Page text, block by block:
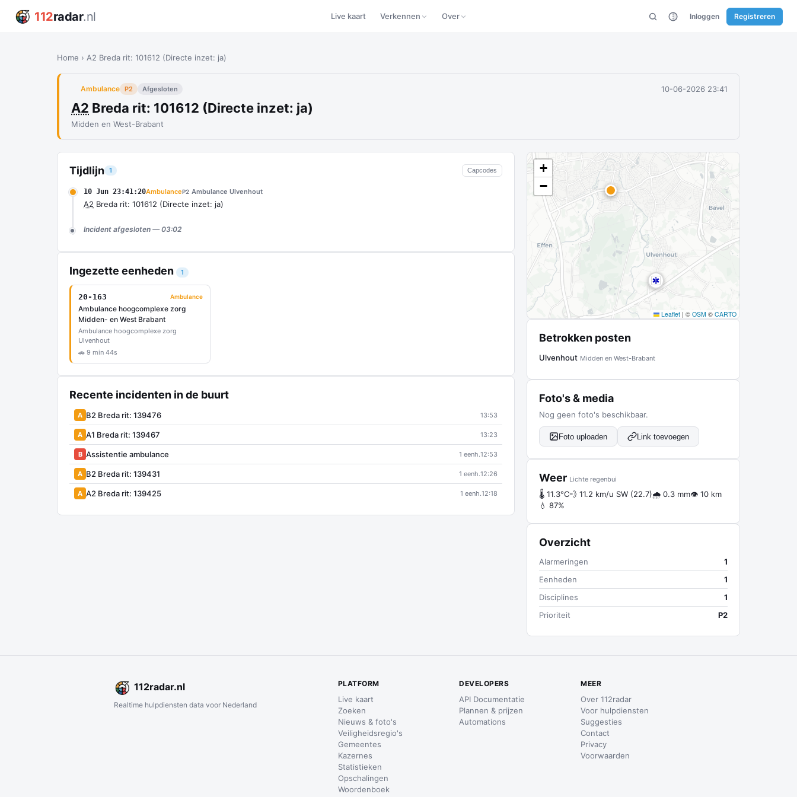
112radar.nl Live kaart Verkennen Over Inloggen Registreren
Home › A2 Breda rit: 101612 (Directe inzet: ja)
Ambulance P2 Afgesloten 10-06-2026 23:41
A2 Breda rit: 101612 (Directe inzet: ja)
Midden en West-Brabant
Tijdlijn 1 Capcodes
10 Jun 23:41:20AmbulanceP2 Ambulance Ulvenhout
A2 Breda rit: 101612 (Directe inzet: ja)
Incident afgesloten — 03:02
Ingezette eenheden 1
20-163 Ambulance
Ambulance hoogcomplexe zorg
Midden- en West Brabant
Ambulance hoogcomplexe zorg
Ulvenhout
🚗 9 min 44s
Recente incidenten in de buurt
A B2 Breda rit: 139476 13:53
A A1 Breda rit: 139467 13:23
B Assistentie ambulance 1 eenh.12:53
A B2 Breda rit: 139431 1 eenh.12:26
A A2 Breda rit: 139425 1 eenh.12:18
+
−
Leaflet | © OSM © CARTO
Betrokken posten
Ulvenhout Midden en West-Brabant
Foto's & media
Nog geen foto's beschikbaar.
Foto uploaden Link toevoegen
Weer Lichte regenbui
🌡 11.3°C💨 11.2 km/u SW (22.7)🌧 0.3 mm👁 10 km
💧 87%
Overzicht
Alarmeringen
1
Eenheden
1
Disciplines
1
Prioriteit
P2
112radar.nl
Realtime hulpdiensten data voor Nederland
PLATFORM
Live kaart
Zoeken
Nieuws & foto's
Veiligheidsregio's
Gemeentes
Kazernes
Statistieken
Opschalingen
Woordenboek
DEVELOPERS
API Documentatie
Plannen & prijzen
Automations
MEER
Over 112radar
Voor hulpdiensten
Suggesties
Contact
Privacy
Voorwaarden